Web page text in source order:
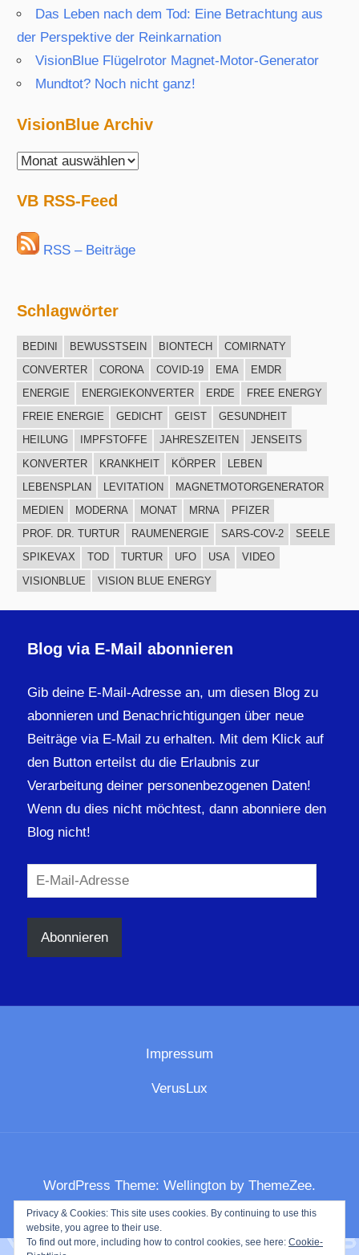
Das Leben nach dem Tod: Eine Betrachtung aus
der Perspektive der Reinkarnation
VisionBlue Flügelrotor Magnet-Motor-Generator
Mundtot? Noch nicht ganz!
VisionBlue Archiv
VisionBlue
VB RSS-Feed
RSS – Beiträge
Schlagwörter
BEDINI BEWUSSTSEIN BIONTECH
COMIRNATY
CONVERTER
CORONA COVID-19 EMA
EMDR
ENERGIE
ENERGIEKONVERTER ERDE
FREE ENERGY
FREIE ENERGIE
GEDICHT GEIST
GESUNDHEIT
HEILUNG
IMPFSTOFFE JAHRESZEITEN
JENSEITS
KONVERTER
KRANKHEIT KÖRPER
LEBEN
LEBENSPLAN
LEVITATION
MAGNETMOTORGENERATOR
MEDIEN
MODERNA MONAT MRNA
PFIZER
PROF. DR. TURTUR
RAUMENERGIE SARS-COV-2
SEELE
SPIKEVAX
TOD TURTUR UFO USA
VIDEO
VISIONBLUE
VISION BLUE ENERGY
Blog via E-Mail abonnieren
Gib deine E-Mail-Adresse an, um diesen Blog zu
abonnieren und Benachrichtigungen über neue
Beiträge via E-Mail zu erhalten. Mit dem Klick auf
den Button erteilst du die Erlaubnis zur
Verarbeitung deiner personenbezogenen Daten!
Wenn du dies nicht möchtest, dann abonniere den
Blog nicht!
E-
Mail-
Adresse
Abonnieren
Impressum
VerusLux
WordPress Theme: Wellington by ThemeZee.
Privacy & Cookies: This site uses cookies. By continuing to use this
website, you agree to their use.
To find out more, including how to control cookies, see here: Cookie-